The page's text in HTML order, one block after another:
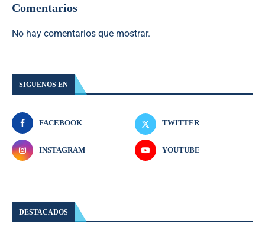
Comentarios
No hay comentarios que mostrar.
SIGUENOS EN
FACEBOOK TWITTER
INSTAGRAM YOUTUBE
DESTACADOS